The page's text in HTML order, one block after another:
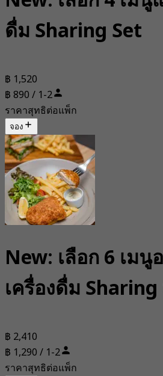
ดื่ม Sharing Set
฿ 1,520
฿ 890 / 1-2
ราคาสุทธิต่อแพ็ก
จอง
New: เลือก 6 เมนู
เครื่องดื่ม Sharing
฿ 2,410
฿ 1,290 / 1-2
ราคาสุทธิต่อแพ็ก